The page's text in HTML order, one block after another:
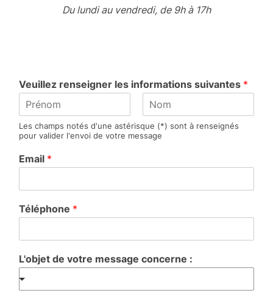
Du lundi au vendredi, de 9h à 17h
Veuillez renseigner les informations suivantes *
r
é
o
m
o
m
Les champs notés d'une astérisque (*) sont à renseignés
pour valider l'envoi de votre message
Email *
Téléphone *
L'objet de votre message concerne :